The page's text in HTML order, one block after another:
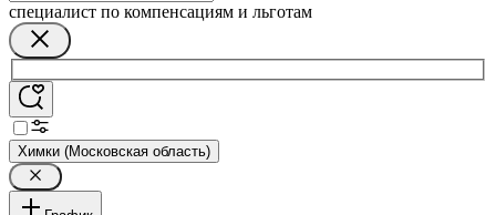
специалист по компенсациям и льготам
Химки (Московская область)